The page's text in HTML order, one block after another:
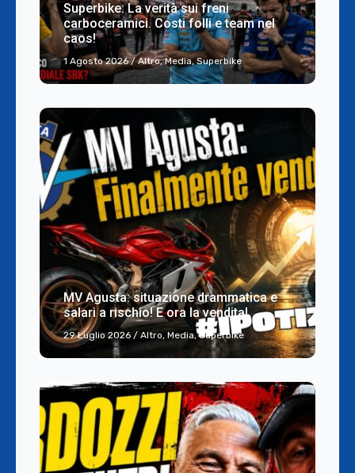
Superbike: La verità sui freni
carboceramici. Costi folli e team nel
caos!
1 Agosto 2026 / Altro,Media,Superbike
MV Agusta: situazione drammatica e
salari a rischio! E ora la vendita!
29 Luglio 2026 / Altro, Media,Superbike